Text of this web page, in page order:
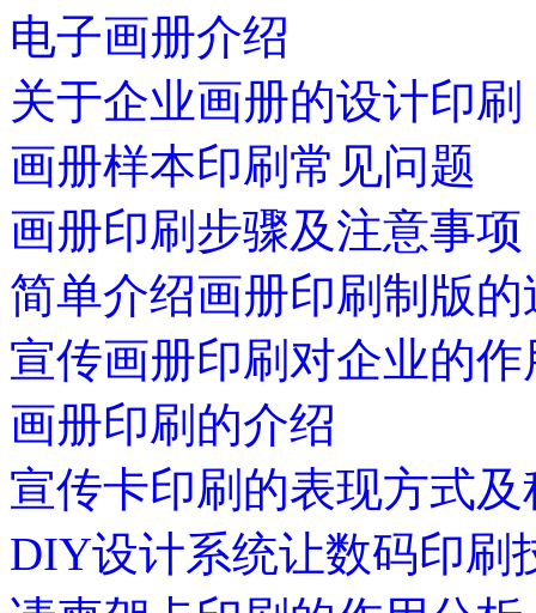
电子画册介绍
关于企业画册的设计印刷
画册样本印刷常见问题
画册印刷步骤及注意事项
简单介绍画册印刷制版的
宣传画册印刷对企业的作
画册印刷的介绍
宣传卡印刷的表现方式及
DIY设计系统让数码印刷